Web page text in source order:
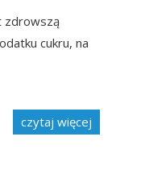
zdrowszą
cukru, na
czytaj więcej